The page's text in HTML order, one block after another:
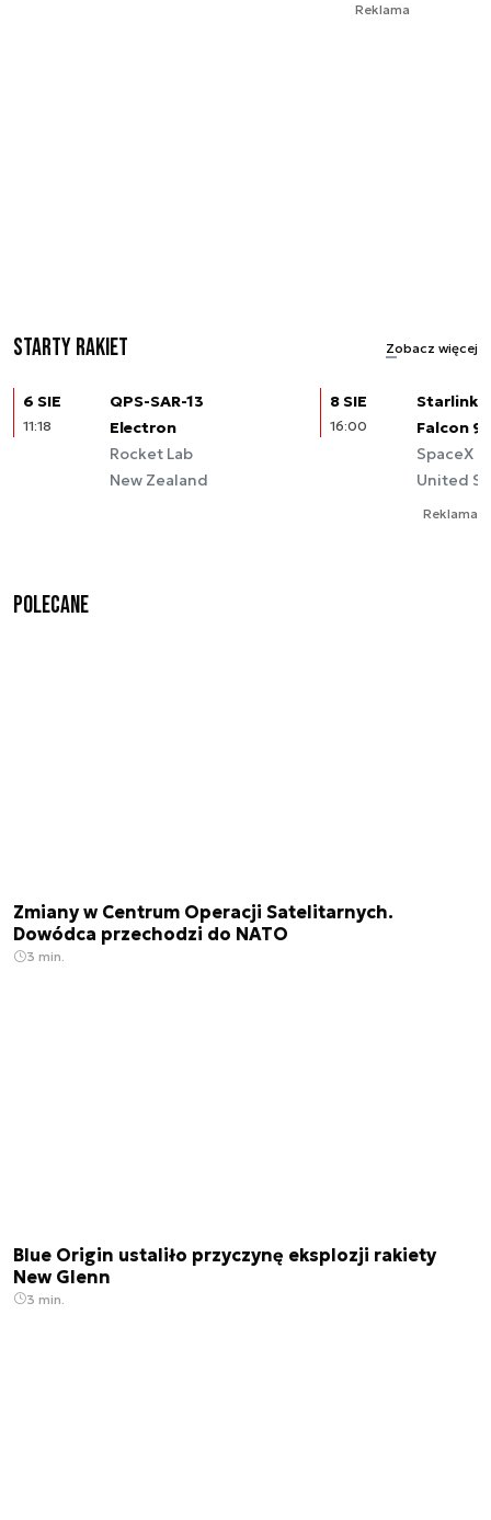
Reklama
Starty rakiet Zobacz więcej
6 SIE
11:18
QPS-SAR-13
Electron
Rocket Lab
New Zealand
8 SIE
16:00
Starlink
Falcon 9
SpaceX
United
Reklama
Polecane
Zmiany w Centrum Operacji Satelitarnych.
Dowódca przechodzi do NATO
3 min.
Blue Origin ustaliło przyczynę eksplozji rakiety
New Glenn
3 min.